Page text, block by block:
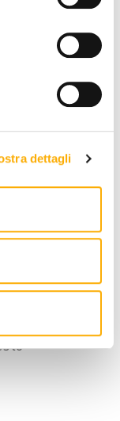
dettagli
- Mesa De